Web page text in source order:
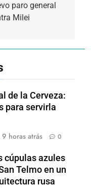
paro general
Milei
de la Cerveza:
para servirla
9 horas atrás 0
cúpulas azules
Telmo en un
rusa